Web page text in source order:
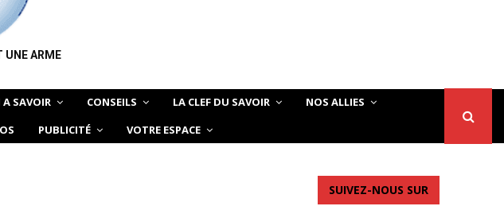
UNE ARME
SAVOIR CONSEILS LA CLEF DU SAVOIR
NOS ALLIES
PUBLICITÉ VOTRE ESPACE
SUIVEZ-NOUS SUR